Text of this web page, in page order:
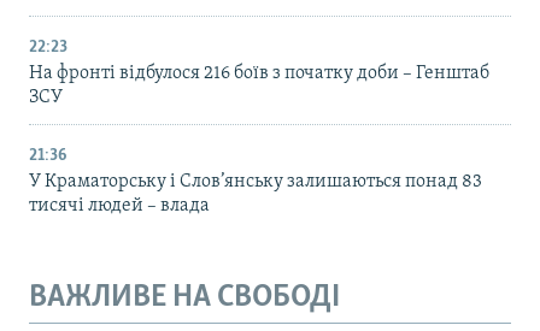
22:23
На фронті відбулося 216 боїв з початку доби – Генштаб
ЗСУ
21:36
У Краматорську і Слов’янську залишаються понад 83
тисячі людей – влада
ВАЖЛИВЕ НА СВОБОДІ